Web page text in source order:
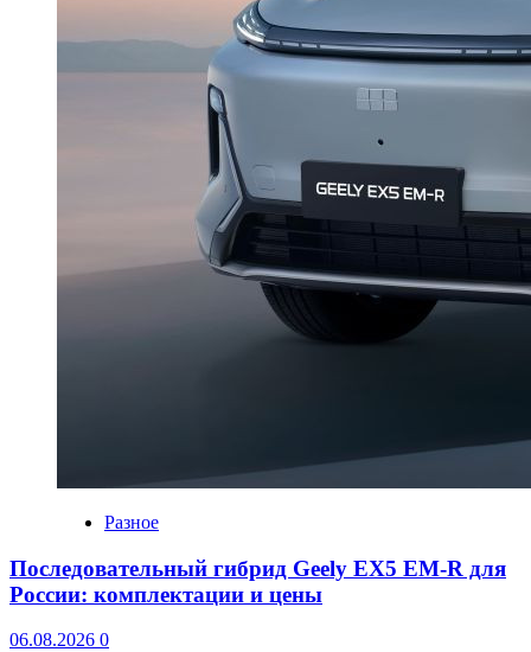
Разное
Последовательный гибрид Geely EX5 EM-R для
России: комплектации и цены
06.08.2026 0